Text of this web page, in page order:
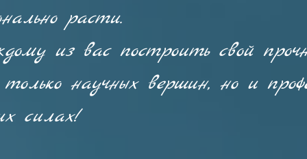
расти.
из вас построить свой
научных вершин, но и
силах!